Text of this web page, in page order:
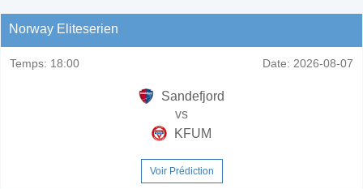
Norway Eliteserien
Temps: 18:00 Date: 2026-08-07
Sandefjord
vs
KFUM
Voir Prédiction